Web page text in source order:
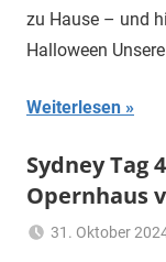
zu Hause – und
Halloween
Weiterlesen
Sydney Tag
Opernhaus
31. Oktober